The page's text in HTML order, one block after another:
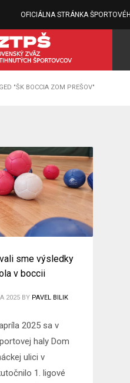
OFICIÁLNA STRÁNKA
"ŠK BOCCIA ZOM PREŠOV"
sme výsledky
v boccii
2025 BY PAVEL BILIK
2025 sa v
haly Dom
ulici v
1. ligové